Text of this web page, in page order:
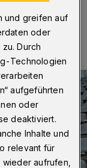
und greifen auf
oder
Durch
Technologien
aufgeführten
oder
deaktiviert.
Inhalte und
relevant für
aufrufen,